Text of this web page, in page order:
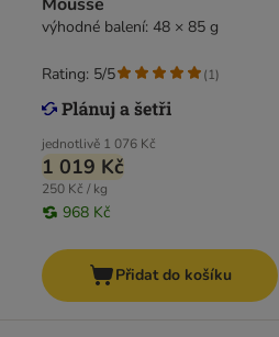
výhodné balení: 48 × 85 g
jednotlivě 1 076 Kč
1 019 Kč
250 Kč / kg
968 Kč
Rating: 5/5 (1)
Přidat do košíku